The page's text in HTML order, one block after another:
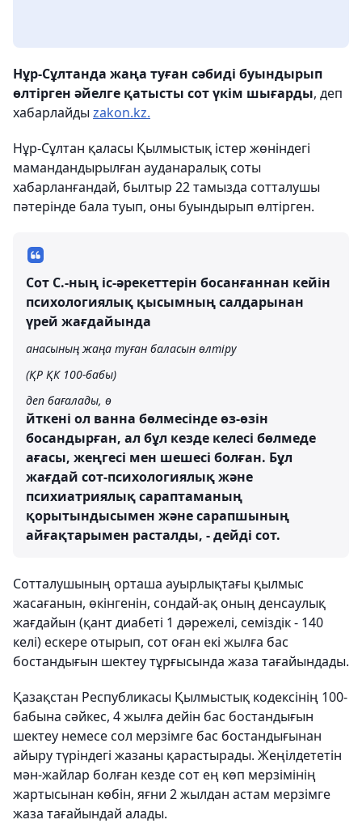
Нұр-Сұлтанда жаңа туған сәбиді буындырып
өлтірген әйелге қатысты сот үкім шығарды, деп
хабарлайды zakon.kz.
Нұр-Сұлтан қаласы Қылмыстық істер жөніндегі
мамандандырылған ауданаралық соты
хабарланғандай, былтыр 22 тамызда сотталушы
пәтерінде бала туып, оны буындырып өлтірген.
Сот С.-ның іс-әрекеттерін босанғаннан кейін
психологиялық қысымның салдарынан
үрей жағдайында
анасының жаңа туған баласын өлтіру
(ҚР ҚК 100-бабы)
деп бағалады, ө
йткені ол ванна бөлмесінде өз-өзін
босандырған, ал бұл кезде келесі бөлмеде
ағасы, жеңгесі мен шешесі болған. Бұл
жағдай сот-психологиялық және
психиатриялық сараптаманың
қорытындысымен және сарапшының
айғақтарымен расталды, - дейді сот.
Сотталушының орташа ауырлықтағы қылмыс
жасағанын, өкінгенін, сондай-ақ оның денсаулық
жағдайын (қант диабеті 1 дәрежелі, семіздік - 140
келі) ескере отырып, сот оған екі жылға бас
бостандығын шектеу тұрғысында жаза тағайындады.
Қазақстан Республикасы Қылмыстық кодексінің 100-
бабына сәйкес, 4 жылға дейін бас бостандығын
шектеу немесе сол мерзімге бас бостандығынан
айыру түріндегі жазаны қарастырады. Жеңілдететін
мән-жайлар болған кезде сот ең көп мерзімінің
жартысынан көбін, яғни 2 жылдан астам мерзімге
жаза тағайындай алады.